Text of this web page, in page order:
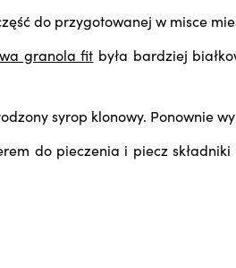
do przygotowanej w misce
granola fit była bardziej
syrop klonowy. Ponownie
do pieczenia i piecz